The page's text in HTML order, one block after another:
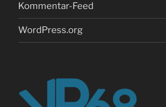
Kommentar-Feed
WordPress.org